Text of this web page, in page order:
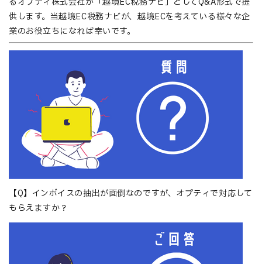
供します。当越境EC税務ナビが、越境ECを考えている様々な企
業のお役立ちになれば幸いです。
【Q】インボイスの抽出が面倒なのですが、オプティで対応して
もらえますか？